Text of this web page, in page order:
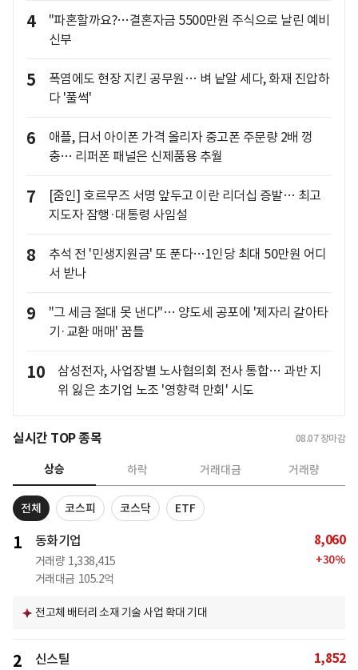
4
"파혼할까요?…결혼자금 5500만원 주식으로 날린 예비
신부
5
폭염에도 현장 지킨 공무원… 벼 낱알 세다, 화재 진압하
다 '풀썩'
6
애플, 日서 아이폰 가격 올리자 중고폰 주문량 2배 껑
충… 리퍼폰 패널은 신제품용 추월
7
[줌인] 호르무즈 서명 앞두고 이란 리더십 증발… 최고
지도자 잠행·대통령 사임설
8
추석 전 '민생지원금' 또 푼다…1인당 최대 50만원 어디
서 받나
9
"그 세금 절대 못 낸다"… 양도세 공포에 '제자리 갈아타
기·교환 매매' 꿈틀
10
삼성전자, 사업장별 노사협의회 전사 통합… 과반 지
위 잃은 초기업 노조 '영향력 만회' 시도
실시간 TOP 종목 08.07 장마감
상승 하락 거래대금 거래량
전체 코스피 코스닥 ETF
1 동화기업
거래량 1,338,415
거래대금 105.2억
8,060
+30%
전고체 배터리 소재 기술 사업 확대 기대
2 신스틸 1,852